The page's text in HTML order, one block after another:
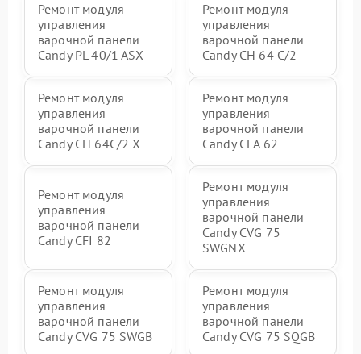
Ремонт модуля
управления
варочной панели
Candy PL 40/1 ASX
Ремонт модуля
управления
варочной панели
Candy CH 64 C/2
Ремонт модуля
управления
варочной панели
Candy CH 64C/2 X
Ремонт модуля
управления
варочной панели
Candy CFA 62
Ремонт модуля
управления
варочной панели
Candy CFI 82
Ремонт модуля
управления
варочной панели
Candy CVG 75
SWGNX
Ремонт модуля
управления
варочной панели
Candy CVG 75 SWGB
Ремонт модуля
управления
варочной панели
Candy CVG 75 SQGB